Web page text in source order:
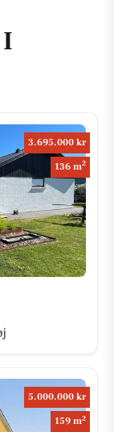
3.695.000 kr
136 m2
5.000.000 kr
159 m2